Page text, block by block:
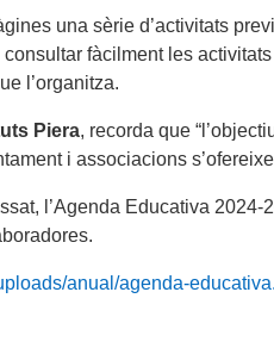
una sèrie d’activitats
fàcilment les
l’organitza.
Piera, recorda que
i associacions
l’Agenda Educativa
anual/agenda-